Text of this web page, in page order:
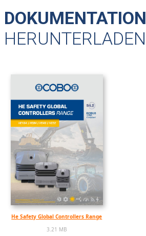
DOKUMENTATION
HERUNTERLADEN
He Safety Global Controllers Range
3.21 MB